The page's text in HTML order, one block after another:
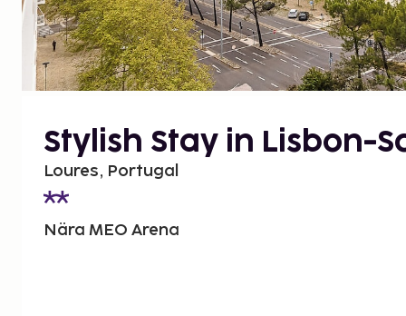
Stylish Stay in Lisbon-
Loures, Portugal
Nära MEO Arena